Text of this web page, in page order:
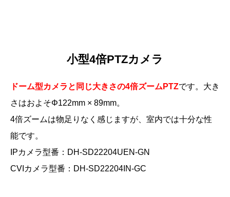
小型4倍PTZカメラ
ドーム型カメラと同じ大きさの4倍ズームPTZです。大き
さはおよそΦ122mm × 89mm。
4倍ズームは物足りなく感じますが、室内では十分な性
能です。
IPカメラ型番：DH-SD22204UEN-GN
CVIカメラ型番：DH-SD22204IN-GC